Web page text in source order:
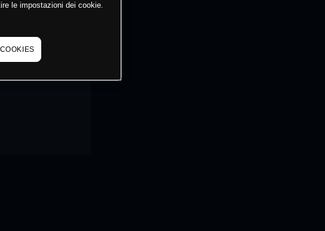
le impostazioni dei cookie.